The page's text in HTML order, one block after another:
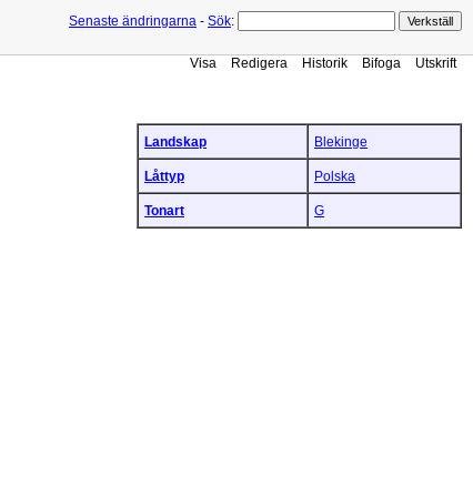
Senaste ändringarna - Sök:
Visa Redigera Historik Bifoga Utskrift
Landskap Blekinge
Låttyp Polska
Tonart G